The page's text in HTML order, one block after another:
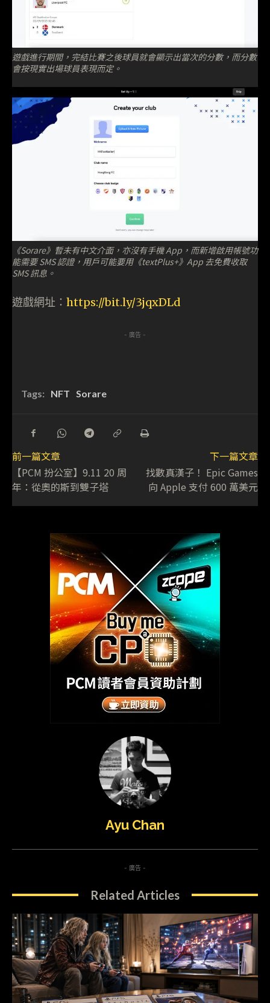
遊戲進行期間，完結比賽之後球員就會顯示出當次的分數，而分數
會按現實出場球員表現而定。
《Sorare》暫未有中文介面，亦沒有手機 App，而新增啟用帳號功
能需要 SMS 認證，用戶可能要用《textPlus+》App 去免費收取
SMS 訊息。
遊戲網址： https://bit.ly/3jqxDLd
- 廣告 -
Tags: NFT Sorare
前一篇文章
【PCM 扮公室】9.11 20 周
年：從奧的斯到雙子塔
下一篇文章
找數真漢子！ Epic Games
向 Apple 支付 600 萬美元
Ayu Chan
- 廣告 -
Related Articles